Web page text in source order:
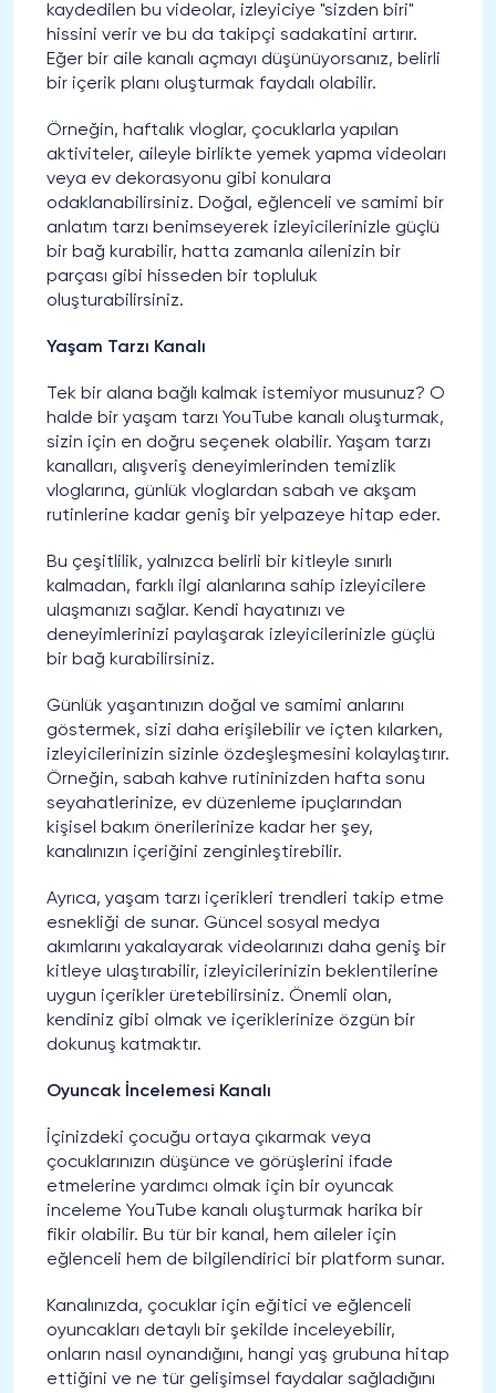
kaydedilen bu videolar, izleyiciye "sizden biri"
hissini verir ve bu da takipçi sadakatini artırır.
Eğer bir aile kanalı açmayı düşünüyorsanız, belirli
bir içerik planı oluşturmak faydalı olabilir.
Örneğin, haftalık vloglar, çocuklarla yapılan
aktiviteler, aileyle birlikte yemek yapma videoları
veya ev dekorasyonu gibi konulara
odaklanabilirsiniz. Doğal, eğlenceli ve samimi bir
anlatım tarzı benimseyerek izleyicilerinizle güçlü
bir bağ kurabilir, hatta zamanla ailenizin bir
parçası gibi hisseden bir topluluk
oluşturabilirsiniz.
Yaşam Tarzı Kanalı
Tek bir alana bağlı kalmak istemiyor musunuz? O
halde bir yaşam tarzı YouTube kanalı oluşturmak,
sizin için en doğru seçenek olabilir. Yaşam tarzı
kanalları, alışveriş deneyimlerinden temizlik
vloglarına, günlük vloglardan sabah ve akşam
rutinlerine kadar geniş bir yelpazeye hitap eder.
Bu çeşitlilik, yalnızca belirli bir kitleyle sınırlı
kalmadan, farklı ilgi alanlarına sahip izleyicilere
ulaşmanızı sağlar. Kendi hayatınızı ve
deneyimlerinizi paylaşarak izleyicilerinizle güçlü
bir bağ kurabilirsiniz.
Günlük yaşantınızın doğal ve samimi anlarını
göstermek, sizi daha erişilebilir ve içten kılarken,
izleyicilerinizin sizinle özdeşleşmesini kolaylaştırır.
Örneğin, sabah kahve rutininizden hafta sonu
seyahatlerinize, ev düzenleme ipuçlarından
kişisel bakım önerilerinize kadar her şey,
kanalınızın içeriğini zenginleştirebilir.
Ayrıca, yaşam tarzı içerikleri trendleri takip etme
esnekliği de sunar. Güncel sosyal medya
akımlarını yakalayarak videolarınızı daha geniş bir
kitleye ulaştırabilir, izleyicilerinizin beklentilerine
uygun içerikler üretebilirsiniz. Önemli olan,
kendiniz gibi olmak ve içeriklerinize özgün bir
dokunuş katmaktır.
Oyuncak İncelemesi Kanalı
İçinizdeki çocuğu ortaya çıkarmak veya
çocuklarınızın düşünce ve görüşlerini ifade
etmelerine yardımcı olmak için bir oyuncak
inceleme YouTube kanalı oluşturmak harika bir
fikir olabilir. Bu tür bir kanal, hem aileler için
eğlenceli hem de bilgilendirici bir platform sunar.
Kanalınızda, çocuklar için eğitici ve eğlenceli
oyuncakları detaylı bir şekilde inceleyebilir,
onların nasıl oynandığını, hangi yaş grubuna hitap
ettiğini ve ne tür gelişimsel faydalar sağladığını